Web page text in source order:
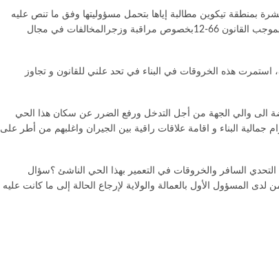
بمنطقة تيكوين مطالبة إياها بتحمل مسؤوليتها وفق ما تنص عليه
الدورية المشتركة رقم 07-17، وبحكم اختصاصاتها المحددة بموجب القانون 66-12بخصوص مراقبة وزجرالمخالفات في مجال
استمرت هذه الخروقات في البناء في تحد علني للقانون و تجاوز
الى والي الجهة من أجل التدخل ورفع الضرر عن سكان هذا الحي
البناء و اقامة علاقات راقية بين الجيران واغلبهم من أطر على
السافر والخروقات في التعمير بهذا الحي الناشئ ؟سؤال
المسؤول الأول بالعمالة والولاية لإرجاع الحالة إلى ما كانت عليه